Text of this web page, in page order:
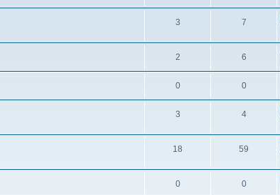
3 7
2 6
0 0
3 4
18 59
0 0